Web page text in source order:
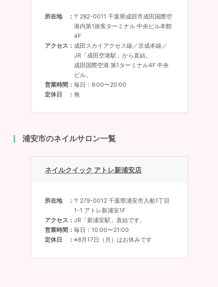
所在地
〒282-0011 千葉県成田市成田国際空
港内第1旅客ターミナル 中央ビル本館
4F
アクセス
成田スカイアクセス線／京成本線／
JR「成田空港駅」から直結。
成田国際空港 第1ターミナル4F 中央
ビル。
営業時間
毎日：9:00〜20:00
定休日
無
浦安市のネイルサロン一覧
ネイルクイック アトレ新浦安店
所在地
〒279-0012 千葉県浦安市入船1丁目
1-1 アトレ新浦安1F
アクセス
JR「新浦安駅」直結です。
営業時間
毎日：10:00〜21:00
定休日
※8月17日（月）はお休みです